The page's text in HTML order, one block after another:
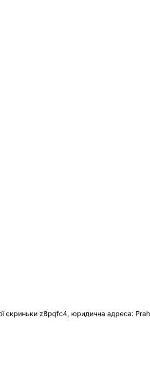
скриньки z8pqfc4, юридична адреса: